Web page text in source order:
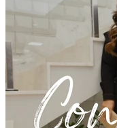
42(2)
44